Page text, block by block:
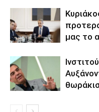
μας το